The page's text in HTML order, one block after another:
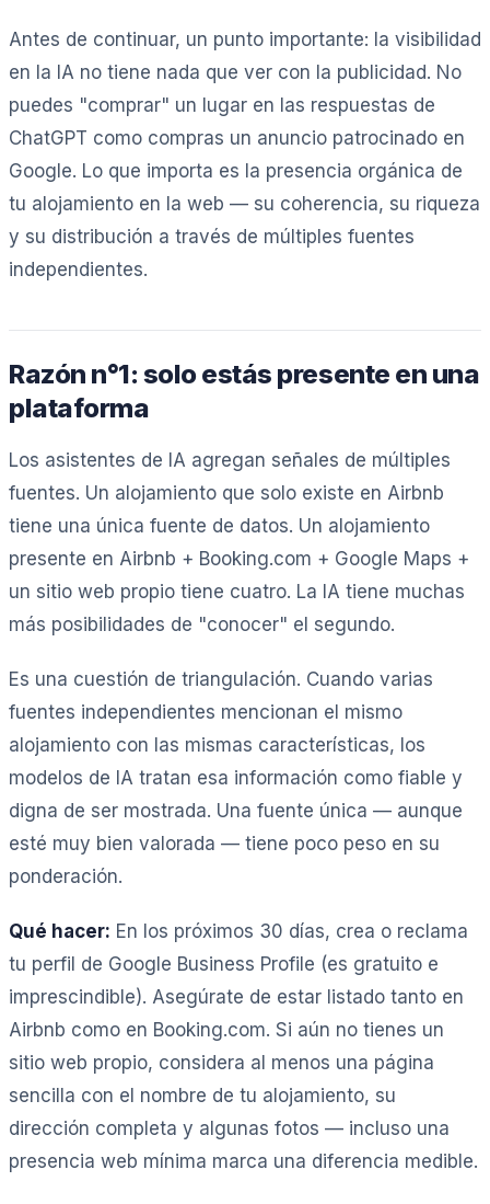
Antes de continuar, un punto importante: la visibilidad
en la IA no tiene nada que ver con la publicidad. No
puedes "comprar" un lugar en las respuestas de
ChatGPT como compras un anuncio patrocinado en
Google. Lo que importa es la presencia orgánica de
tu alojamiento en la web — su coherencia, su riqueza
y su distribución a través de múltiples fuentes
independientes.
Razón n°1: solo estás presente en una
plataforma
Los asistentes de IA agregan señales de múltiples
fuentes. Un alojamiento que solo existe en Airbnb
tiene una única fuente de datos. Un alojamiento
presente en Airbnb + Booking.com + Google Maps +
un sitio web propio tiene cuatro. La IA tiene muchas
más posibilidades de "conocer" el segundo.
Es una cuestión de triangulación. Cuando varias
fuentes independientes mencionan el mismo
alojamiento con las mismas características, los
modelos de IA tratan esa información como fiable y
digna de ser mostrada. Una fuente única — aunque
esté muy bien valorada — tiene poco peso en su
ponderación.
Qué hacer: En los próximos 30 días, crea o reclama
tu perfil de Google Business Profile (es gratuito e
imprescindible). Asegúrate de estar listado tanto en
Airbnb como en Booking.com. Si aún no tienes un
sitio web propio, considera al menos una página
sencilla con el nombre de tu alojamiento, su
dirección completa y algunas fotos — incluso una
presencia web mínima marca una diferencia medible.